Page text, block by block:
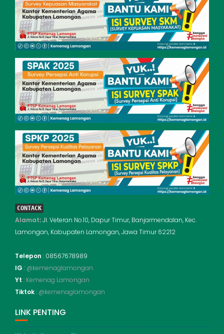
CONTACK
Alamat:Jl. Veteran No.10, Dapur Timur, Banjarmendalan, Kec.
Lamongan, Kabupaten Lamongan, Jawa Timur 62212
Telepon : 08567678989
IG : @kemenaglamongan
Yt : Kemenag Lamongan
Tiktok: @kemenaglamongan
LINK PENTING